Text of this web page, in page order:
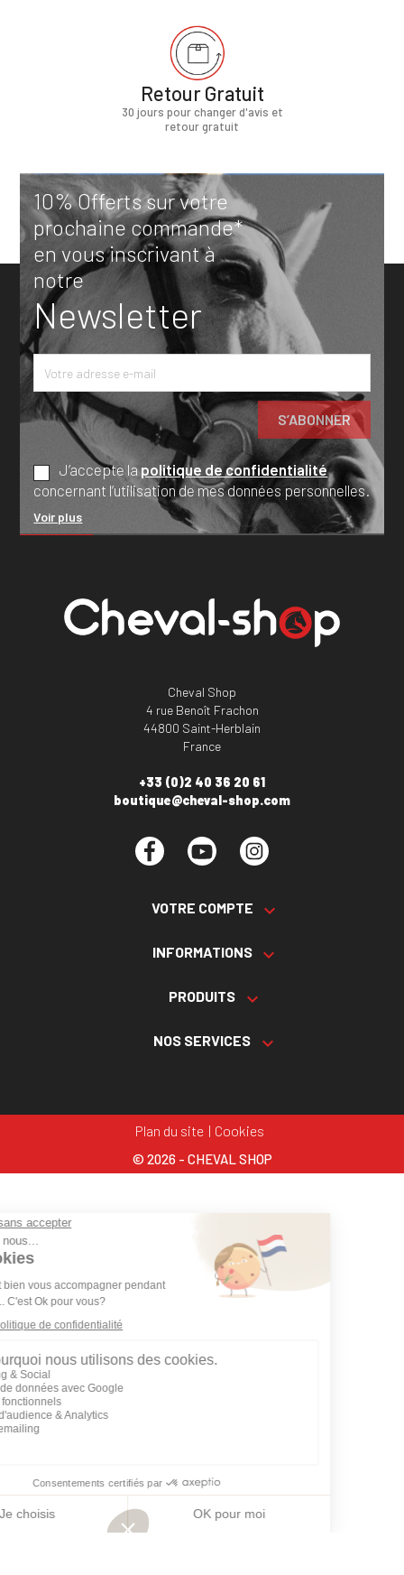
Retour Gratuit
30 jours pour changer d'avis et
retour gratuit
10% Offerts sur votre
prochaine commande*
en vous inscrivant à
notre
Newsletter
J’accepte lapolitique de confidentialité
concernant l’utilisation de mes données personnelles.
Voir plus
Cheval Shop
4 rue Benoît Frachon
44800 Saint-Herblain
France
+33 (0)2 40 36 20 61
boutique@cheval-shop.com
Facebook YouTube
VOTRE COMPTE 
INFORMATIONS 
PRODUITS 
NOS SERVICES 
Plan du site Cookies
© 2026 - CHEVAL SHOP